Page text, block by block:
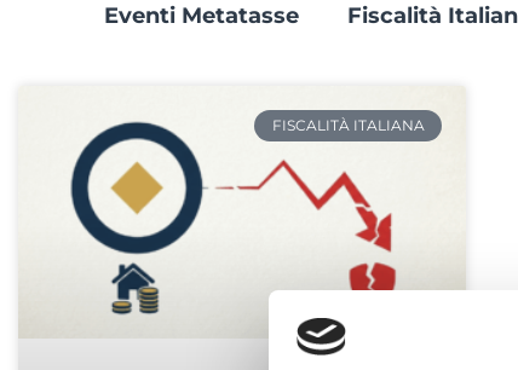
Eventi Metatasse Fiscalità
FISCALITÀ ITALIANA